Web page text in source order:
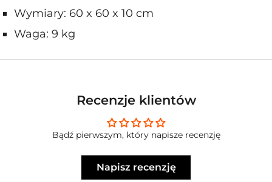
Wymiary: 60 x 60 x 10 cm
Waga: 9 kg
Recenzje klientów
Bądź pierwszym, który napisze recenzję
Napisz recenzję